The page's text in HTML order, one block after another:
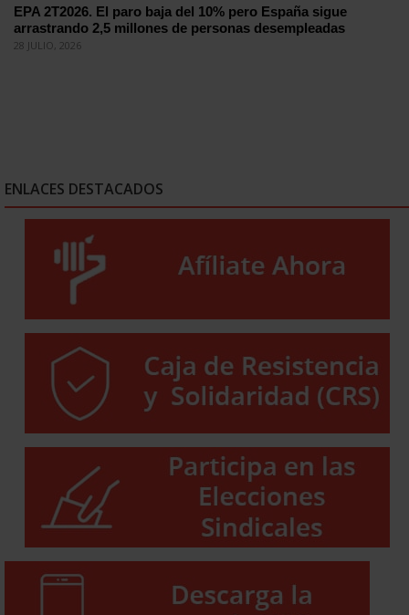
EPA 2T2026. El paro baja del 10% pero España sigue
arrastrando 2,5 millones de personas desempleadas
28 JULIO, 2026
ENLACES DESTACADOS